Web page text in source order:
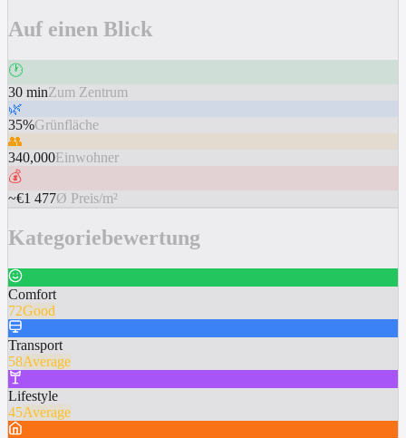
Auf einen Blick
🕐
30 minZum Zentrum
🌿
35%Grünfläche
👥
340,000Einwohner
💰
~€1 477Ø Preis/m²
Kategoriebewertung
Comfort
72Good
Transport
58Average
Lifestyle
45Average